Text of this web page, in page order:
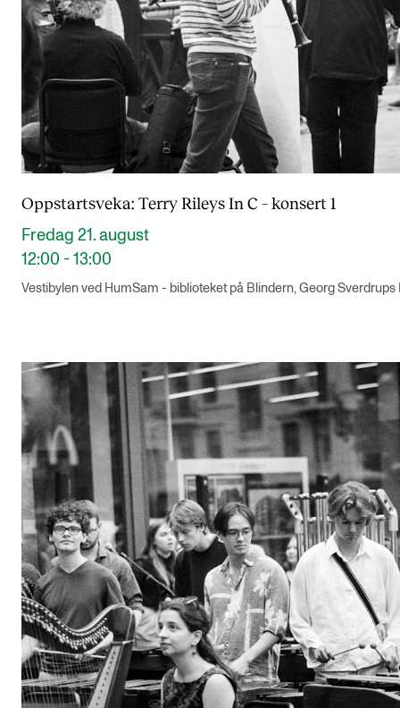
Rom, bygg, saler og studio
Semesterregistrering
STUDENTLIV
Læringsressurser
Betalte spilleoppdrag
Utveksling og reiser
Velferd og helse
AKTUELT
Arrangementer
Nyheter for studenter
Etter noter nyhetsbrev
KONTAKTER
Kontaktpunkt
Studentutvalet SUT
Biblioteket
Organisasjon
Hvem gjør hva i administrasjonen?
Oppstartsveka: Terry Rileys In C – konsert 1
Fredag 21. august
12:00 - 13:00
Vestibylen ved HumSam - biblioteket på Blindern, Georg Sverdrups